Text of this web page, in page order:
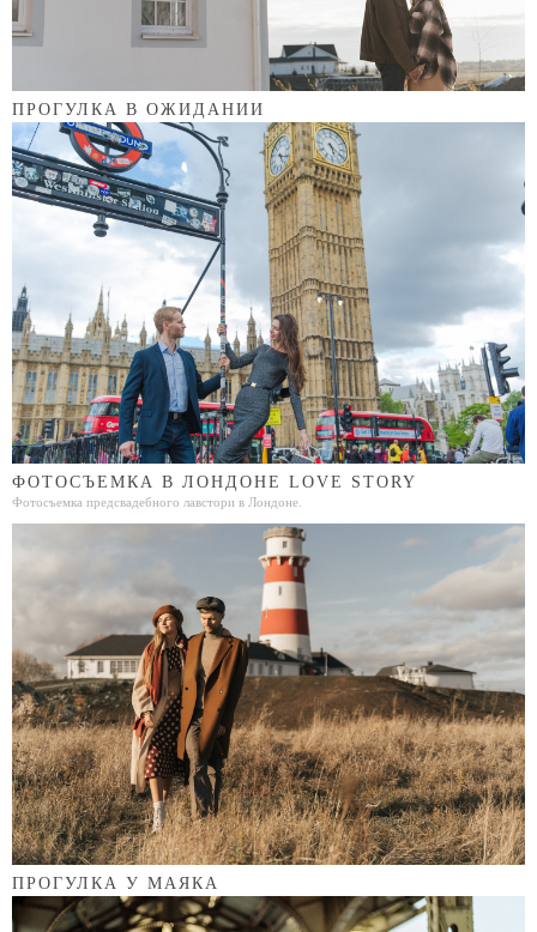
ПРОГУЛКА В ОЖИДАНИИ
ФОТОСЪЕМКА В ЛОНДОНЕ LOVE STORY
Фотосъемка предсвадебного лавстори в Лондоне.
ПРОГУЛКА У МАЯКА